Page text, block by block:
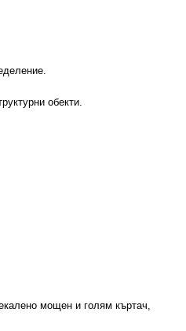
обекти.
мощен и голям къртач,